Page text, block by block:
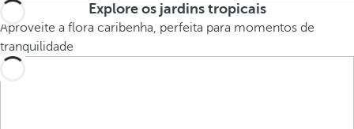
Explore os jardins tropicais
Aproveite a flora caribenha, perfeita para momentos de
tranquilidade